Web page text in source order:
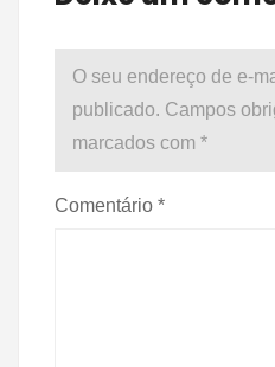
O seu endereço de e-
publicado. Campos
marcados com *
Comentário *